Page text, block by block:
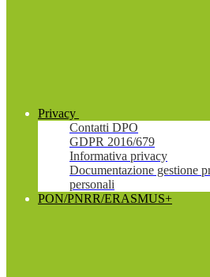
Privacy
Contatti DPO
GDPR 2016/679
Informativa privacy
Documentazione gestione
personali
PON/PNRR/ERASMUS+